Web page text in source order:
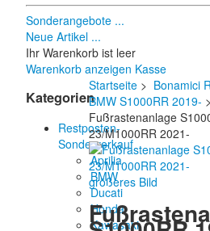
Sonderangebote ...
Neue Artikel ...
Ihr Warenkorb ist leer
Warenkorb anzeigen Kasse
Kategorien
Restposten-
Sonderverkauf
Aprilia
BMW
Ducati
Honda
Kawasaki
Startseite> Bonamici
BMW S1000RR 2019- >
Fußrastenanlage
23/M1000RR 2021-
größeres Bild